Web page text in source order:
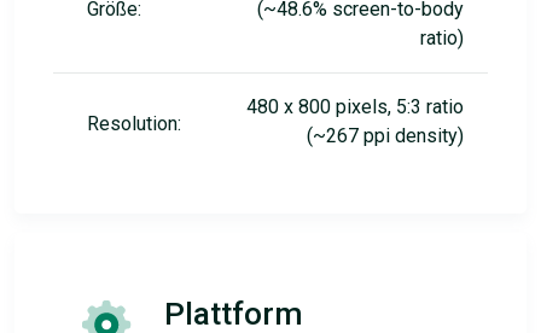
Größe:
(~48.6% screen-to-body
ratio)
Resolution:
480 x 800 pixels, 5:3 ratio
(~267 ppi density)
Plattform